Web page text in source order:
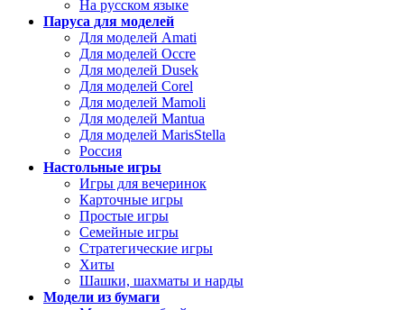
На русском языке
Паруса для моделей
Для моделей Amati
Для моделей Occre
Для моделей Dusek
Для моделей Corel
Для моделей Mamoli
Для моделей Mantua
Для моделей MarisStella
Россия
Настольные игры
Игры для вечеринок
Карточные игры
Простые игры
Семейные игры
Стратегические игры
Хиты
Шашки, шахматы и нарды
Модели из бумаги